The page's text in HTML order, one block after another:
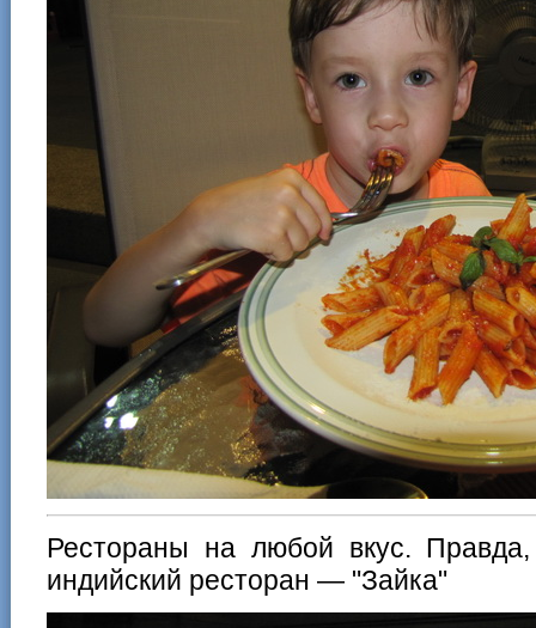
Рестораны на любой вкус.
индийский ресторан — "Зайка"